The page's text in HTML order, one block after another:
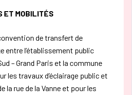
ET MOBILITÉS
de transfert de
entre l’établissement public
– Grand Paris et la commune
les travaux d’éclairage public et
la rue de la Vanne et pour les